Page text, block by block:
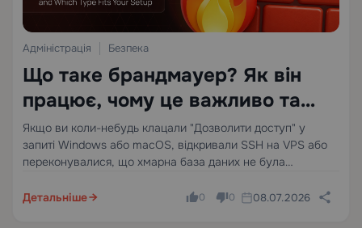
Адміністрація Безпека
Що таке брандмауер? Як він
працює, чому це важливо та
який тип підходить для вашої
установки
Якщо ви коли-небудь клацали "Дозволити доступ" у
запиті Windows або macOS, відкривали SSH на VPS або
переконувалися, що хмарна база даних не була
брандмауера. Більшість людей роблять це фрагментарно.
Детальніше 0 0 08.07.2026